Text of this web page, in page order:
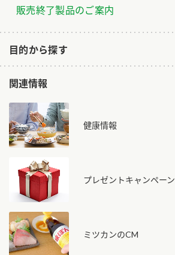
販売終了製品のご案内
目的から探す
関連情報
健康情報
プレゼントキャンペーン
ミツカンのCM